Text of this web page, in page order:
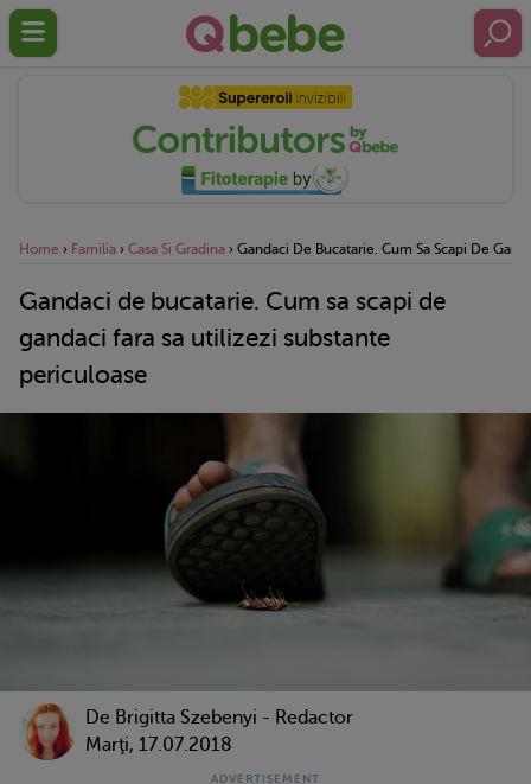
Home › Familia › Casa Si Gradina › Gandaci De Bucatarie. Cum Sa Scapi De
Gandaci de bucatarie. Cum sa scapi de
gandaci fara sa utilizezi substante
periculoase
De Brigitta Szebenyi - Redactor
Marţi, 17.07.2018